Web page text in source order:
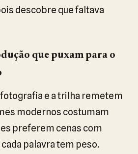
descobre que faltava
que puxam para o
fotografia e a trilha remetem
modernos costumam
preferem cenas com
palavra tem peso.